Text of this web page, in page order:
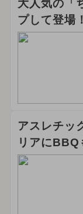
大人気の「
プして登場！
アスレチッ
リアにBBQ